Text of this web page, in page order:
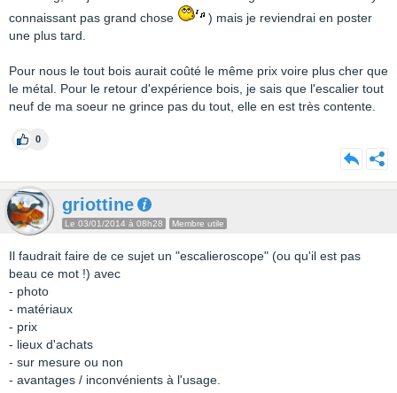
connaissant pas grand chose
) mais je reviendrai en poster
une plus tard.
Pour nous le tout bois aurait coûté le même prix voire plus cher que
le métal. Pour le retour d'expérience bois, je sais que l'escalier tout
neuf de ma soeur ne grince pas du tout, elle en est très contente.
0
griottine
Le 03/01/2014 à 08h28 Membre utile
Il faudrait faire de ce sujet un "escalieroscope" (ou qu'il est pas
beau ce mot !) avec
- photo
- matériaux
- prix
- lieux d'achats
- sur mesure ou non
- avantages / inconvénients à l'usage.